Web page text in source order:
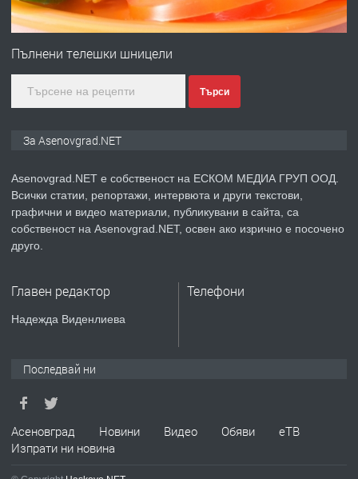
ПРЕДЛАГА
Професионална зеленчукорезачка
преди 2 години
ПРЕДЛАГА
Давам индивидуалани уроци по
ремонт на покриви
ПРЕДЛАГА
Пликове - СКОРПИОПЛАСТ
Пълнени телешки шницели
Търси
За Asenovgrad.NET
Asenovgrad.NET е собственост на ЕСКОМ МЕДИА ГРУП ООД.
Всички статии, репортажи, интервюта и други текстови,
графични и видео материали, публикувани в сайта, са
собственост на Asenovgrad.NET, освен ако изрично е посочено
друго.
Главен редактор
Надежда Виденлиева
Телефони
Последвай ни
Асеновград Новини Видео Обяви
еТВ
Изпрати ни новина